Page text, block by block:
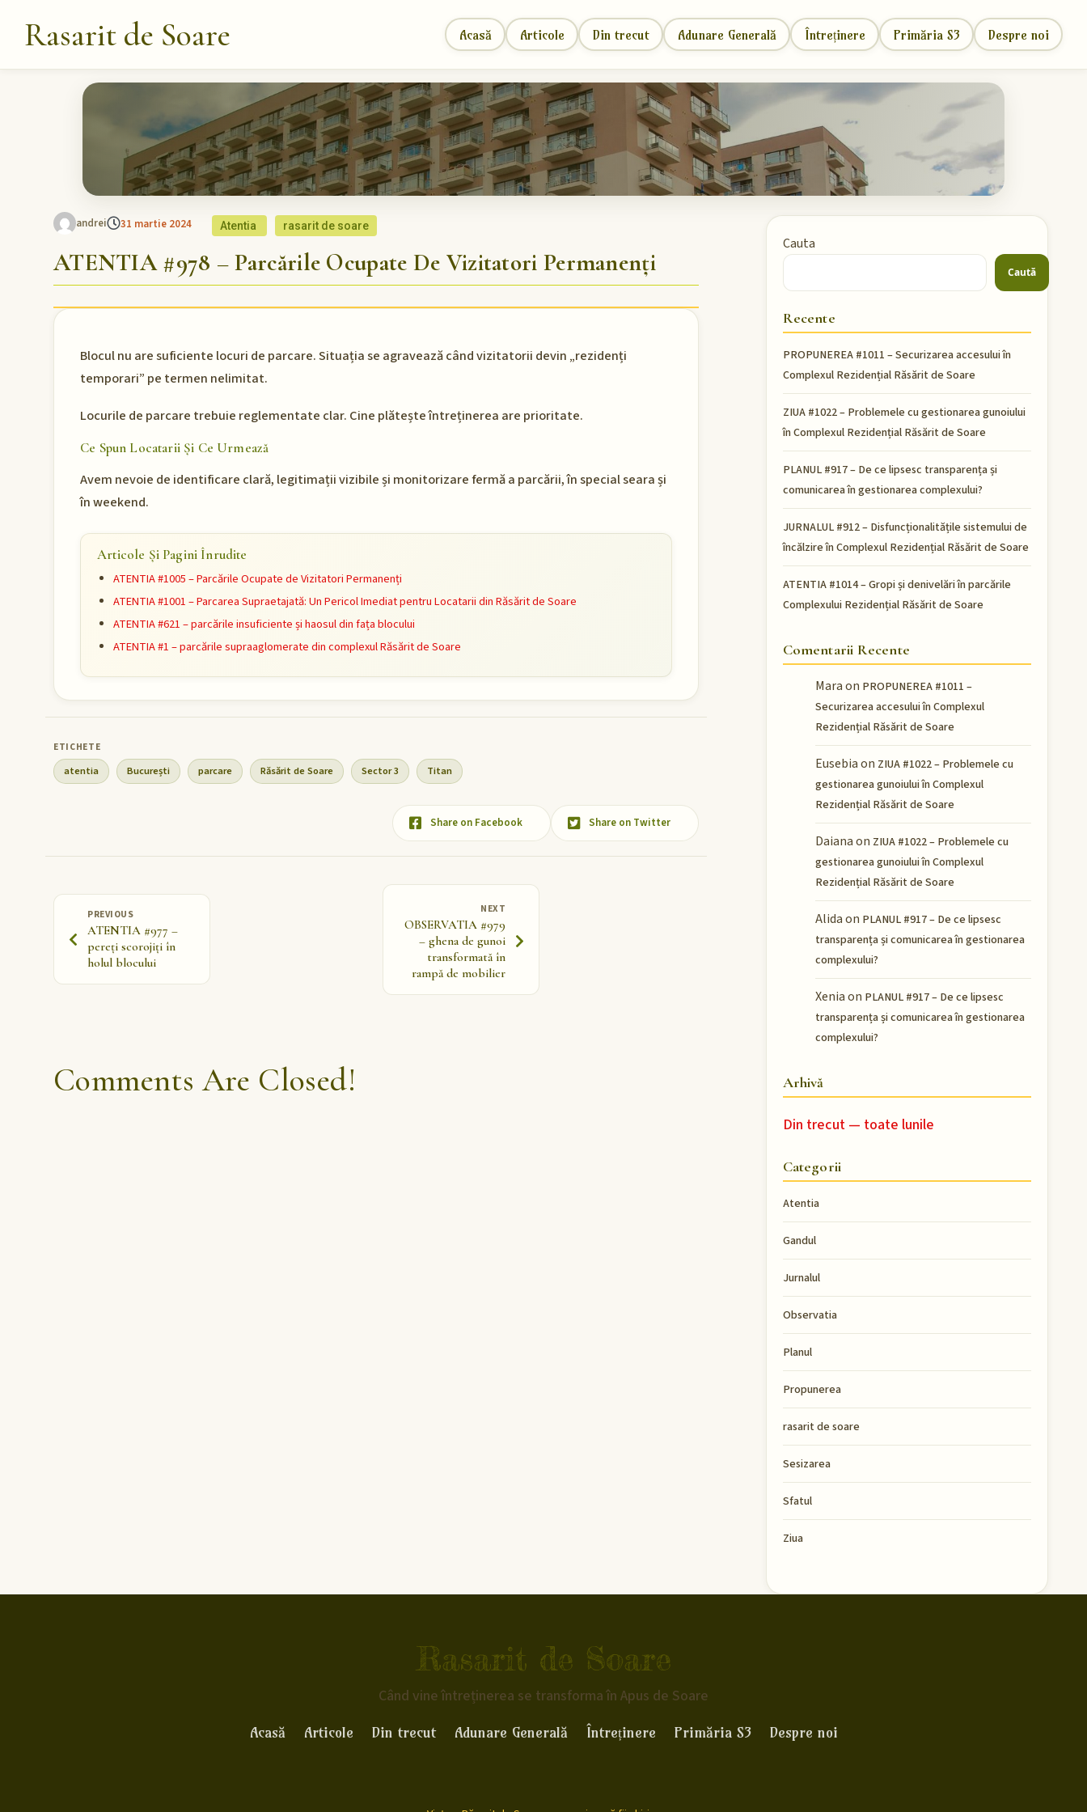
Rasarit de Soare Acasă Articole Din trecut Adunare Generală Întreținere Primăria S3 Despre noi
andrei 31 martie 2024 Atentia rasarit de soare
ATENTIA #978 – Parcările Ocupate De Vizitatori Permanenți
Blocul nu are suficiente locuri de parcare. Situația se agravează când vizitatorii devin „rezidenți
temporari” pe termen nelimitat.
Locurile de parcare trebuie reglementate clar. Cine plătește întreținerea are prioritate.
Ce Spun Locatarii Și Ce Urmează
Avem nevoie de identificare clară, legitimații vizibile și monitorizare fermă a parcării, în special seara și
în weekend.
Articole Și Pagini Înrudite
ATENTIA #1005 – Parcările Ocupate de Vizitatori Permanenți
ATENTIA #1001 – Parcarea Supraetajată: Un Pericol Imediat pentru Locatarii din Răsărit de Soare
ATENTIA #621 – parcările insuficiente și haosul din fața blocului
ATENTIA #1 – parcările supraaglomerate din complexul Răsărit de Soare
atentia București parcare Răsărit de Soare Sector 3 Titan
Share on Facebook Share on Twitter
PREVIOUS
ATENTIA #977 –
pereți scorojiți în
holul blocului
NEXT
OBSERVATIA #979
– ghena de gunoi
transformată în
rampă de mobilier
Comments Are Closed!
Cauta
Caută
Recente
PROPUNEREA #1011 – Securizarea accesului în
Complexul Rezidențial Răsărit de Soare
ZIUA #1022 – Problemele cu gestionarea gunoiului
în Complexul Rezidențial Răsărit de Soare
PLANUL #917 – De ce lipsesc transparența și
comunicarea în gestionarea complexului?
JURNALUL #912 – Disfuncționalitățile sistemului de
încălzire în Complexul Rezidențial Răsărit de Soare
ATENTIA #1014 – Gropi și denivelări în parcările
Complexului Rezidențial Răsărit de Soare
Comentarii Recente
Maraon PROPUNEREA #1011 –
Securizarea accesului în Complexul
Rezidențial Răsărit de Soare
Eusebiaon ZIUA #1022 – Problemele cu
gestionarea gunoiului în Complexul
Rezidențial Răsărit de Soare
Daianaon ZIUA #1022 – Problemele cu
gestionarea gunoiului în Complexul
Rezidențial Răsărit de Soare
Alidaon PLANUL #917 – De ce lipsesc
transparența și comunicarea în gestionarea
complexului?
Xeniaon PLANUL #917 – De ce lipsesc
transparența și comunicarea în gestionarea
complexului?
Arhivă
Din trecut — toate lunile
Categorii
Atentia
Gandul
Jurnalul
Observatia
Planul
Propunerea
rasarit de soare
Sesizarea
Sfatul
Ziua
Rasarit de Soare
Când vine întreținerea se transforma în Apus de Soare
Acasă Articole Din trecut Adunare Generală Întreținere Primăria S3 Despre noi